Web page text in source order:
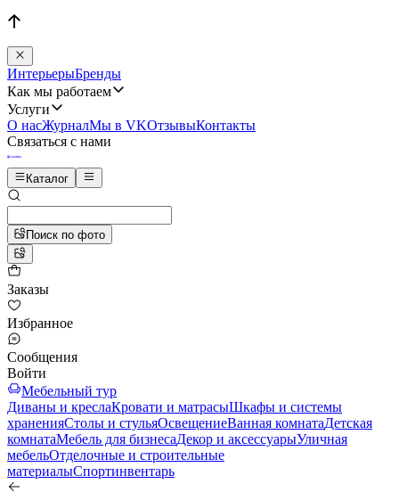
ИнтерьерыБренды
Как мы работаем
Услуги
О насЖурналМы в VKОтзывыКонтакты
Связаться с нами
Каталог
Поиск по фото
Заказы
Избранное
Сообщения
Войти
Мебельный тур
Диваны и креслаКровати и матрасыШкафы и системы
храненияСтолы и стульяОсвещениеВанная комнатаДетская
комнатаМебель для бизнесаДекор и аксессуарыУличная
мебельОтделочные и строительные
материалыСпортинвентарь